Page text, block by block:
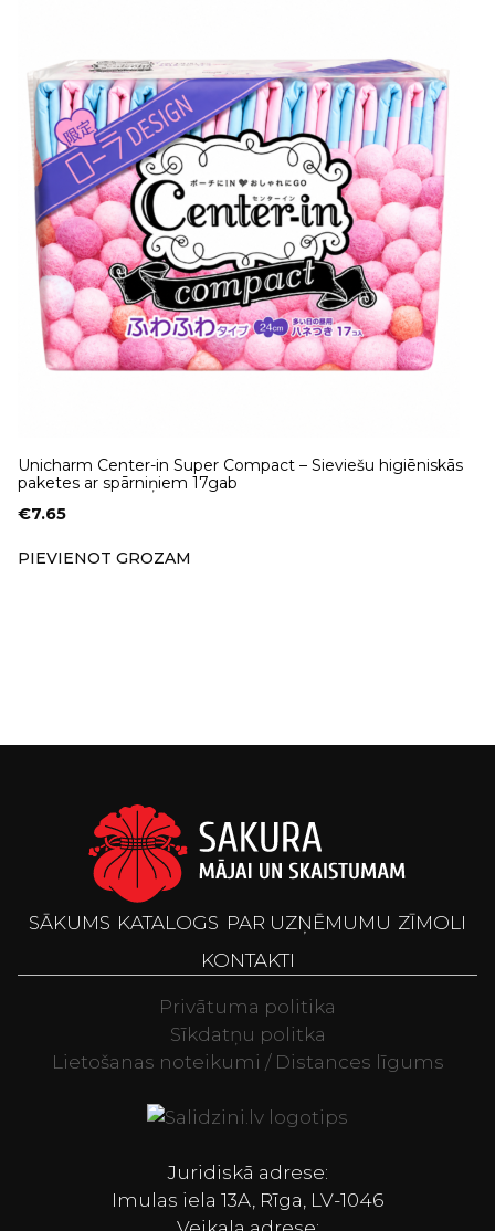
Unicharm Center-in Super Compact – Sieviešu higiēniskās
paketes ar spārniņiem 17gab
€7.65
PIEVIENOT GROZAM
SĀKUMS KATALOGS PAR UZŅĒMUMU ZĪMOLI
KONTAKTI
Privātuma politika
Sīkdatņu politka
Lietošanas noteikumi / Distances līgums
Juridiskā adrese:
Imulas iela 13A, Rīga, LV-1046